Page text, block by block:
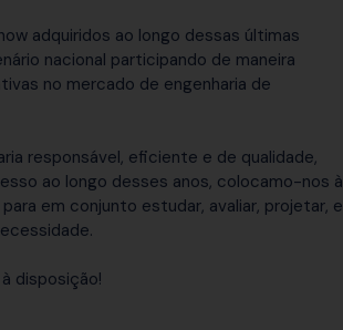
adquiridos ao longo dessas últimas
nacional participando de maneira
no mercado de engenharia de
responsável, eficiente e de qualidade,
ao longo desses anos, colocamo-nos à
em conjunto estudar, avaliar, projetar, e
disposição!